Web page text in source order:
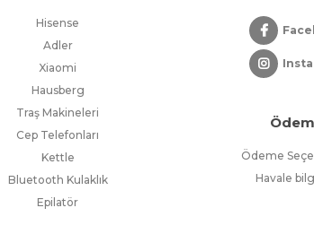
Hisense
Adler
Xiaomi
Hausberg
Traş Makineleri
Cep Telefonları
Kettle
Bluetooth Kulaklık
Epilatör
Ödeme
Havale